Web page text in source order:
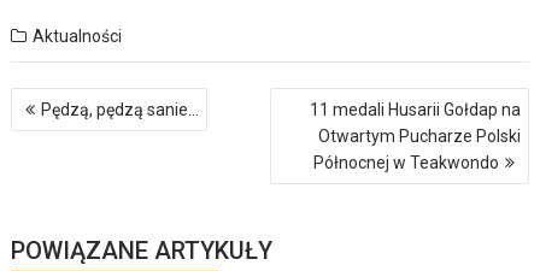
Aktualności
Nawigacja
wpisuPędzą, pędzą sanie…
11 medali Husarii Gołdap na
Otwartym Pucharze Polski
Północnej w Teakwondo
POWIĄZANE ARTYKUŁY